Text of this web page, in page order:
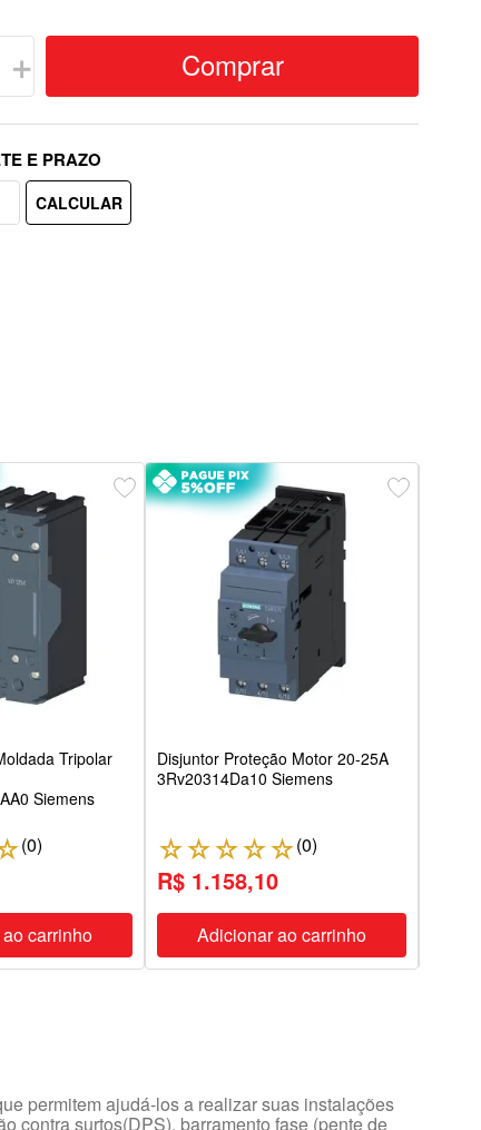
＋ Comprar
Tripolar
Siemens
(0)
carrinho
Disjuntor Proteção Motor 20-25A
3Rv20314Da10 Siemens
☆☆☆☆☆(0)
R$ 1.158,10
Adicionar ao carrinho
permitem ajudá-los a realizar suas instalações
contra surtos(DPS), barramento fase (pente de